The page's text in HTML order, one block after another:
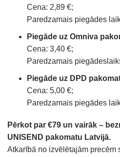
Cena: 2,89 €;
Paredzamais piegādes
Piegāde uz Omniva
Cena: 3,40 €;
Paredzamais
Piegāde uz DPD
Cena: 5,00 €;
Paredzamais piegādes
Pērkot par €79 un vairāk –
UNISEND pakomatu Latvijā.
Atkarībā no izvēlētajām precēm